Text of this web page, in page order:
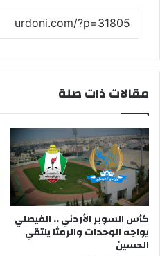
مقالات ذات صلة
كأس السوبر الأردني .. الفيصلي
يواجه الوحدات والرمثا يلتقي
الحسين